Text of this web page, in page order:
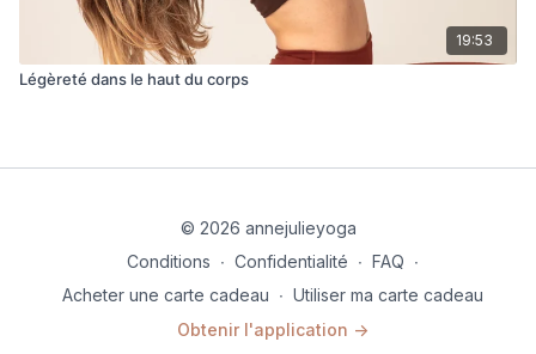
19:53
Légèreté dans le haut du corps
© 2026 annejulieyoga
Conditions ∙ Confidentialité ∙ FAQ ∙
Acheter une carte cadeau ∙ Utiliser ma carte cadeau
Obtenir l'application ->